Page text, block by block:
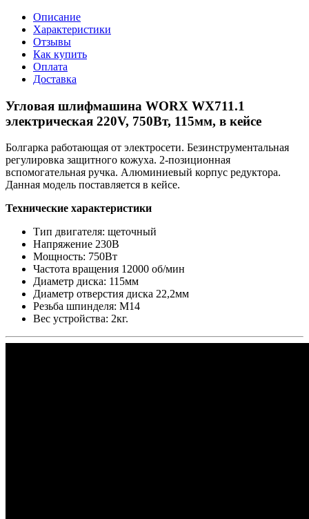
Описание
Характеристики
Отзывы
Как купить
Оплата
Доставка
Угловая шлифмашина WORX WX711.1
электрическая 220V, 750Вт, 115мм, в кейсе
Болгарка работающая от электросети. Безинструментальная
регулировка защитного кожуха. 2-позиционная
вспомогательная ручка. Алюминиевый корпус редуктора.
Данная модель поставляется в кейсе.
Технические характеристики
Тип двигателя: щеточный
Напряжение 230В
Мощность: 750Вт
Частота вращения 12000 об/мин
Диаметр диска: 115мм
Диаметр отверстия диска 22,2мм
Резьба шпинделя: М14
Вес устройства: 2кг.